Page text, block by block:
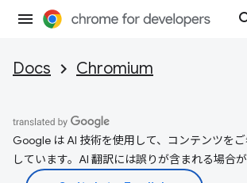
Docs Chromium
Google は AI 技術を使用して、コンテンツを
しています。AI 翻訳には誤りが含まれる場合が